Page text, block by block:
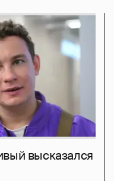
высказался